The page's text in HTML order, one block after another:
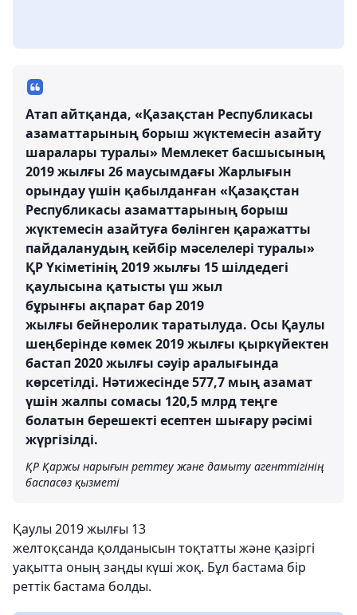
Атап айтқанда, «Қазақстан Республикасы
азаматтарының борыш жүктемесін азайту
шаралары туралы» Мемлекет басшысының
2019 жылғы 26 маусымдағы Жарлығын
орындау үшін қабылданған «Қазақстан
Республикасы азаматтарының борыш
жүктемесін азайтуға бөлінген қаражатты
пайдаланудың кейбір мәселелері туралы»
ҚР Үкіметінің 2019 жылғы 15 шілдедегі
қаулысына қатысты үш жыл
бұрынғы ақпарат бар 2019
жылғы бейнеролик таратылуда. Осы Қаулы
шеңберінде көмек 2019 жылғы қыркүйектен
бастап 2020 жылғы сәуір аралығында
көрсетілді. Нәтижесінде 577,7 мың азамат
үшін жалпы сомасы 120,5 млрд теңге
болатын берешекті есептен шығару рәсімі
жүргізілді.
ҚР Қаржы нарығын реттеу және дамыту агенттігінің
баспасөз қызметі
Қаулы 2019 жылғы 13
желтоқсанда қолданысын тоқтатты және қазіргі
уақытта оның заңды күші жоқ. Бұл бастама бір
реттік бастама болды.